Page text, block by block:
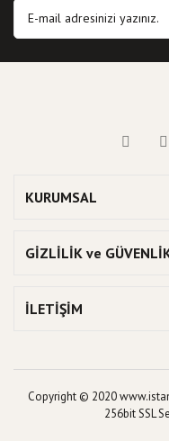
KURUMSAL
GİZLİLİK ve
İLETİŞİM
Copyright © 2020
256bit SSL